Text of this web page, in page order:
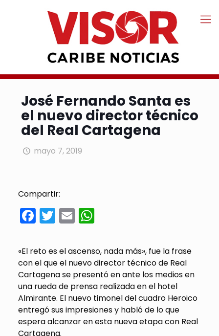
José Fernando Santa es
el nuevo director técnico
del Real Cartagena
mayo 7, 2019
Compartir:
Facebook
Twitter
EmailWhatsApp
«El reto es el ascenso, nada más», fue la frase
con el que el nuevo director técnico de Real
Cartagena se presentó en ante los medios en
una rueda de prensa realizada en el hotel
Almirante. El nuevo timonel del cuadro Heroico
entregó sus impresiones y habló de lo que
espera alcanzar en esta nueva etapa con Real
Cartagena.